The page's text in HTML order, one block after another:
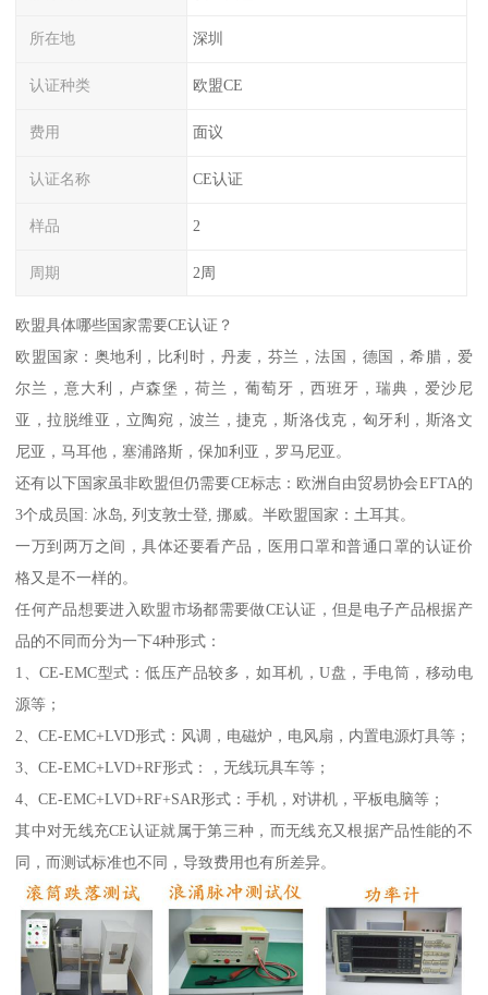
所在地 深圳
认证种类 欧盟CE
费用 面议
认证名称 CE认证
样品 2
周期 2周
欧盟具体哪些国家需要CE认证？
欧盟国家：奥地利，比利时，丹麦，芬兰，法国，德国，希腊，爱
尔兰，意大利，卢森堡，荷兰，葡萄牙，西班牙，瑞典，爱沙尼
亚，拉脱维亚，立陶宛，波兰，捷克，斯洛伐克，匈牙利，斯洛文
尼亚，马耳他，塞浦路斯，保加利亚，罗马尼亚。
还有以下国家虽非欧盟但仍需要CE标志：欧洲自由贸易协会EFTA的
3个成员国: 冰岛, 列支敦士登, 挪威。半欧盟国家：土耳其。
一万到两万之间，具体还要看产品，医用口罩和普通口罩的认证价
格又是不一样的。
任何产品想要进入欧盟市场都需要做CE认证，但是电子产品根据产
品的不同而分为一下4种形式：
1、CE-EMC型式：低压产品较多，如耳机，U盘，手电筒，移动电
源等；
2、CE-EMC+LVD形式：风调，电磁炉，电风扇，内置电源灯具等；
3、CE-EMC+LVD+RF形式：，无线玩具车等；
4、CE-EMC+LVD+RF+SAR形式：手机，对讲机，平板电脑等；
其中对无线充CE认证就属于第三种，而无线充又根据产品性能的不
同，而测试标准也不同，导致费用也有所差异。